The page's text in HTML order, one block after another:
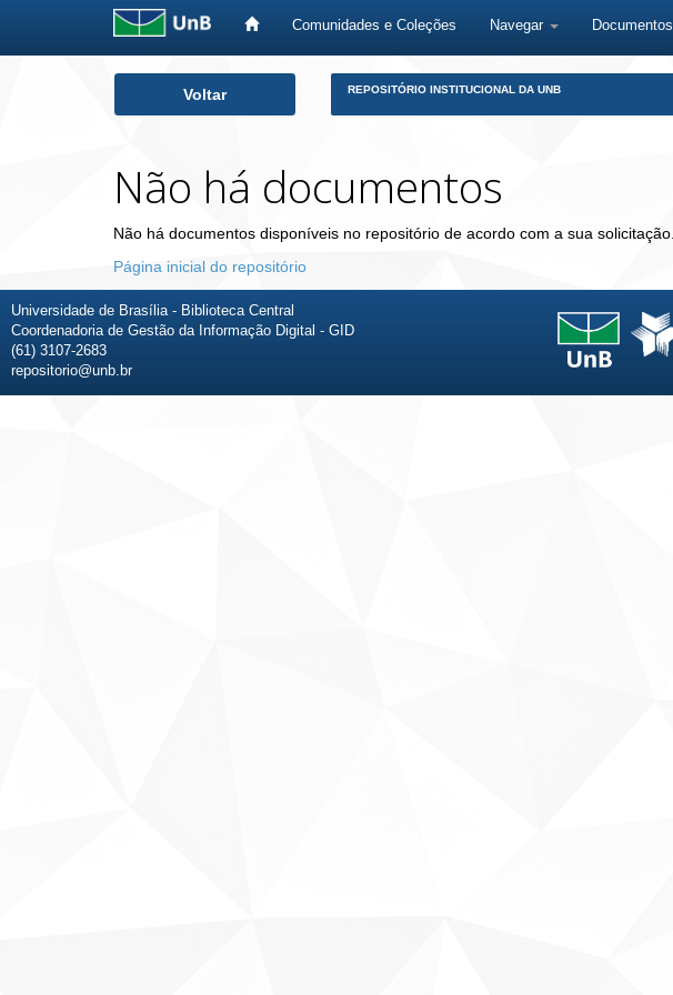
Comunidades e Coleções Navegar Documentos
Voltar REPOSITÓRIO INSTITUCIONAL DA UNB
Não há documentos
Não há documentos disponíveis no repositório de acordo com a sua solicitação.
Página inicial do repositório
Universidade de Brasília - Biblioteca Central
Coordenadoria de Gestão da Informação Digital - GID
(61) 3107-2683
repositorio@unb.br